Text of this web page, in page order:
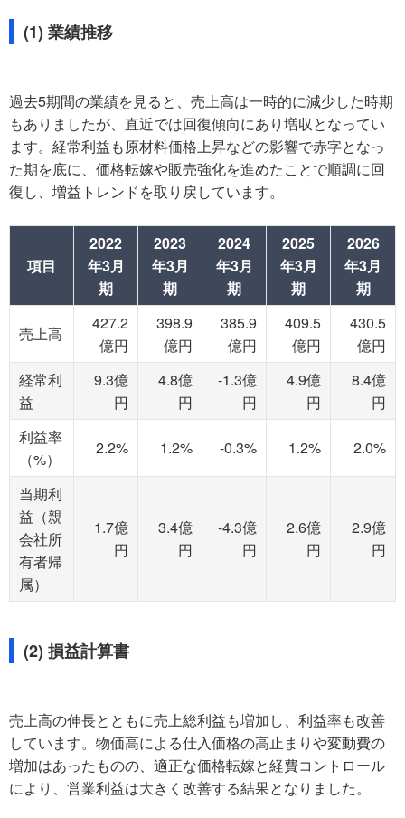
(1) 業績推移
過去5期間の業績を見ると、売上高は一時的に減少した時期
もありましたが、直近では回復傾向にあり増収となってい
ます。経常利益も原材料価格上昇などの影響で赤字となっ
た期を底に、価格転嫁や販売強化を進めたことで順調に回
復し、増益トレンドを取り戻しています。
項目
2022
年3月
期
2023
年3月
期
2024
年3月
期
2025
年3月
期
2026
年3月
期
売上高
427.2
億円
398.9
億円
385.9
億円
409.5
億円
430.5
億円
経常利
益
9.3億
円
4.8億
円
-1.3億
円
4.9億
円
8.4億
円
利益率
（%）
2.2% 1.2% -0.3% 1.2% 2.0%
当期利
益（親
会社所
有者帰
属）
1.7億
円
3.4億
円
-4.3億
円
2.6億
円
2.9億
円
(2) 損益計算書
売上高の伸長とともに売上総利益も増加し、利益率も改善
しています。物価高による仕入価格の高止まりや変動費の
増加はあったものの、適正な価格転嫁と経費コントロール
により、営業利益は大きく改善する結果となりました。